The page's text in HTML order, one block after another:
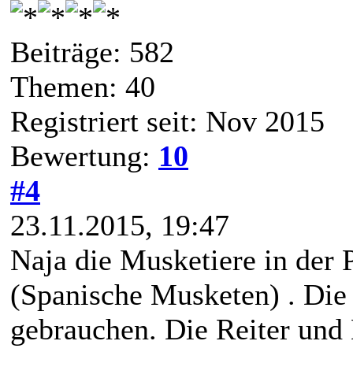
Beiträge: 582
Themen: 40
Registriert seit: Nov 2015
Bewertung: 10
#4
23.11.2015, 19:47
Naja die Musketiere in der
(Spanische Musketen) .
gebrauchen. Die Reiter